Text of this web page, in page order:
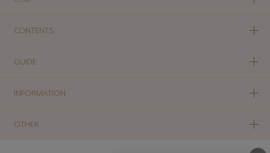
CONTENTS
GUIDE
INFORMATION
OTHER